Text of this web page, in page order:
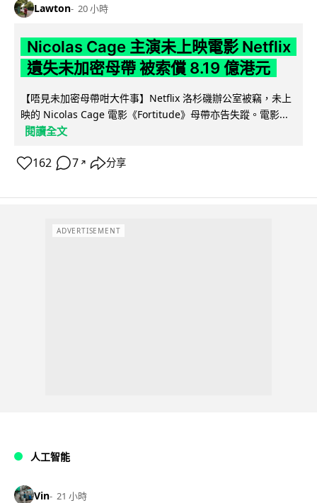
Lawton 20 小時
Nicolas Cage 主演未上映電影 Netflix
遺失未加密母帶 被索償 8.19 億港元
【唔見未加密母帶咁大件事】Netflix 洛杉磯辦公室被竊，未上
映的 Nicolas Cage 電影《Fortitude》母帶亦告失蹤。電影...
閱讀全文
162 7 ↗ 分享
ADVERTISEMENT
人工智能
Vin 21 小時